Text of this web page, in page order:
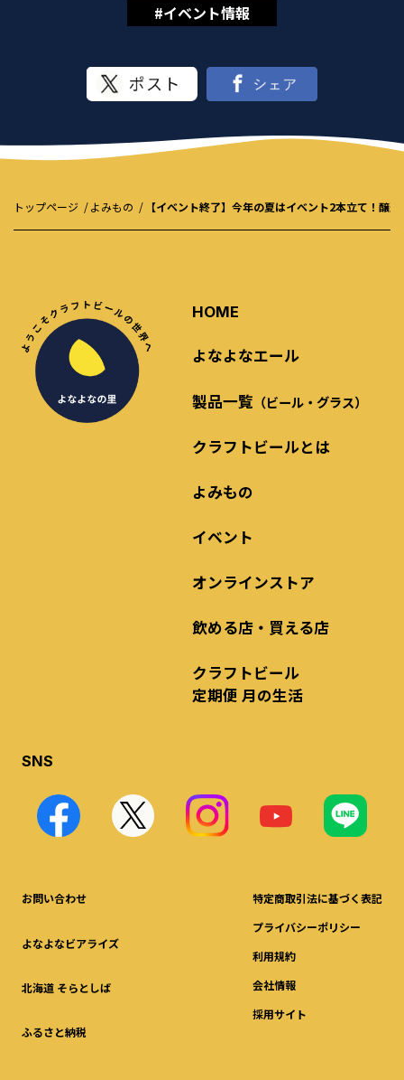
#イベント情報
トップページ よみもの 【イベント終了】今年の夏はイベント2本立て！醸
HOME
よなよなエール
製品一覧 （ビール・グラス）
クラフトビールとは
よみもの
イベント
オンラインストア
飲める店・買える店
クラフトビール
定期便 月の生活
SNS
お問い合わせ
よなよなビアライズ
北海道 そらとしば
ふるさと納税
特定商取引法に基づく表記
プライバシーポリシー
利用規約
会社情報
採用サイト